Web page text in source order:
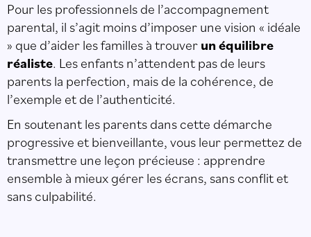
Pour les professionnels de l’accompagnement
parental, il s’agit moins d’imposer une vision « idéale
» que d’aider les familles à trouverun équilibre
réaliste. Les enfants n’attendent pas de leurs
parents la perfection, mais de la cohérence, de
l’exemple et de l’authenticité.
En soutenant les parents dans cette démarche
progressive et bienveillante, vous leur permettez de
transmettre une leçon précieuse : apprendre
ensemble à mieux gérer les écrans, sans conflit et
sans culpabilité.